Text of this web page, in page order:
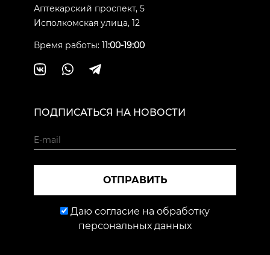
Аптекарский проспект, 5
Исполкомская улица, 12
Время работы: 11:00-19:00
ПОДПИСАТЬСЯ НА НОВОСТИ
ОТПРАВИТЬ
Даю согласие на обработку
персональных данных